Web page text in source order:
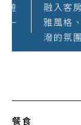
融入客房之
雅風格、搭
潑的氛圍。
餐食